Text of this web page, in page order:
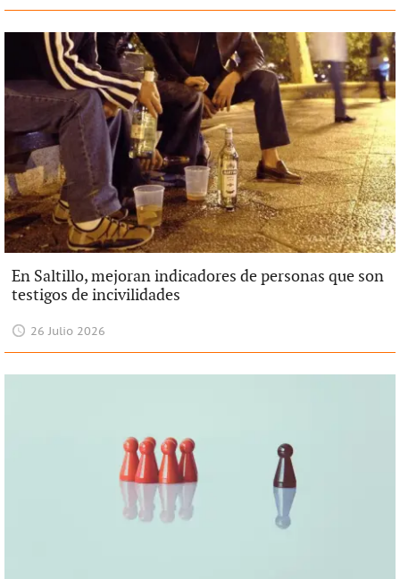
En Saltillo, mejoran indicadores de personas que son
testigos de incivilidades
26 Julio 2026